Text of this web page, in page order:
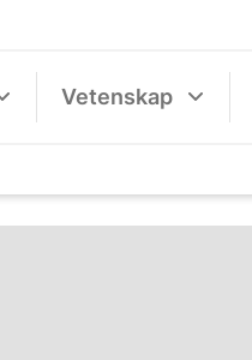
Vetenskap